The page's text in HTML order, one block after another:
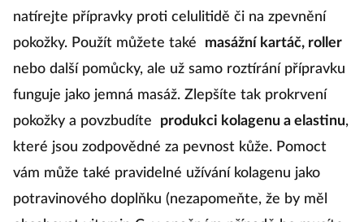
natírejte přípravky proti celulitidě či na zpevnění
pokožky. Použít můžete také
masážní kartáč, roller
nebo další pomůcky, ale už samo roztírání přípravku
funguje jako jemná masáž. Zlepšíte tak prokrvení
pokožky a povzbudíte
produkci kolagenu a elastinu,
které jsou zodpovědné za pevnost kůže. Pomoct
vám může také pravidelné užívání kolagenu jako
potravinového doplňku (nezapomeňte, že by měl